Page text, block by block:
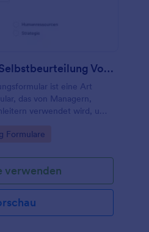
Formular Für Die Selbstbeurteilung Von Mitarbeitern
ist eine Art
das von Managern,
verwendet wird, um
Formulare
verwenden